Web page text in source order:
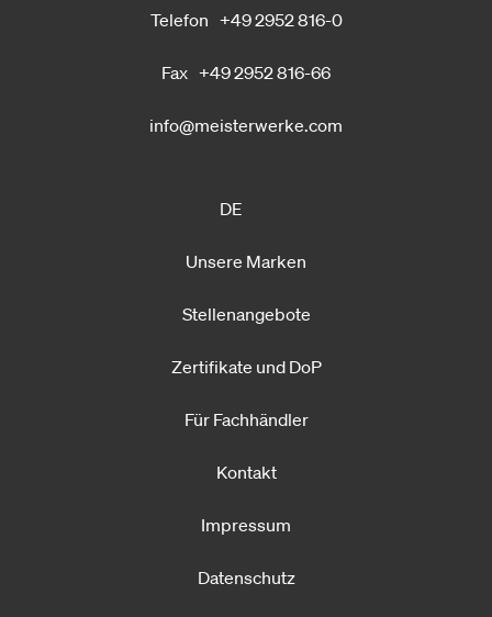
Telefon +49 2952 816-0
Fax +49 2952 816-66
info@meisterwerke.com
DE
Unsere Marken
Stellenangebote
Zertifikate und DoP
Für Fachhändler
Kontakt
Impressum
Datenschutz